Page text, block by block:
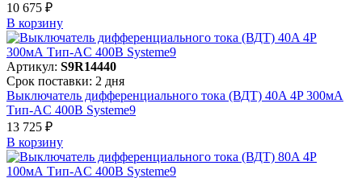
10 675 ₽
В корзинy
Артикул: S9R14440
Срок поставки: 2 дня
Выключатель дифференциального тока (ВДТ) 40A 4P 300мА
Тип-AC 400В Systeme9
13 725 ₽
В корзинy